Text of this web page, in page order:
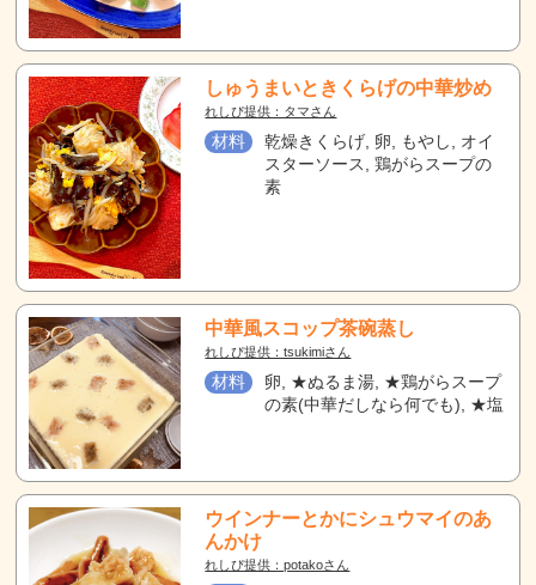
しゅうまいときくらげの中華炒め
れしぴ提供：タマさん
材料
乾燥きくらげ, 卵, もやし, オイ
スターソース, 鶏がらスープの
素
中華風スコップ茶碗蒸し
れしぴ提供：tsukimiさん
材料
卵, ★ぬるま湯, ★鶏がらスープ
の素(中華だしなら何でも), ★塩
ウインナーとかにシュウマイのあ
んかけ
れしぴ提供：potakoさん